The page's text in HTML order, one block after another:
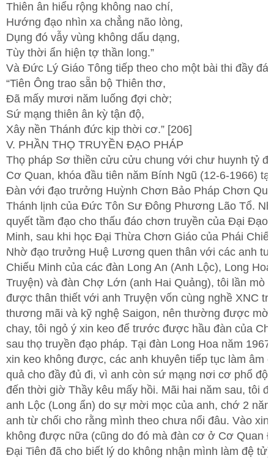
Thiên ân hiểu rộng không nao chí,
Hướng đạo nhìn xa chẳng não lòng,
Dụng đó vẫy vùng không dấu dạng,
Tùy thời ẩn hiện tợ thần long.”
Và Đức Lý Giáo Tông tiếp theo cho một bài thi đầy
“Tiên Ông trao sẵn bộ Thiên thơ,
Đã mấy mươi năm luống đợi chờ;
Sứ mạng thiên ân kỳ tận độ,
Xây nền Thánh đức kịp thời cơ.” [206]
V. PHẦN THỌ TRUYỀN ĐẠO PHÁP
Thọ pháp Sơ thiền cửu cửu chung với chư huynh tỷ
Cơ Quan, khóa đầu tiên năm Bính Ngũ (12-6-1966)
Đàn với đạo trưởng Huỳnh Chơn Bảo Pháp Chơn
Thánh lịnh của Đức Tôn Sư Đông Phương Lão Tổ.
quyết tầm đạo cho thấu đáo chơn truyền của Đại Đạo
Minh, sau khi học Đại Thừa Chơn Giáo của Phái
Nhờ đạo trưởng Huệ Lương quen thân với các anh tu
Chiếu Minh của các đàn Long An (Anh Lộc), Long
Truyện) và đàn Chợ Lớn (anh Hai Quảng), tôi lần mò
được thân thiết với anh Truyện vốn cùng nghề XNC
thương mãi và kỹ nghệ Saigon, nên thường được
chay, tôi ngỏ ý xin keo để trước được hầu đàn của
sau thọ truyền đạo pháp. Tại đàn Long Hoa năm
xin keo không được, các anh khuyên tiếp tục làm âm
quả cho đầy đủ đi, vì anh còn sứ mạng nơi cơ phổ
đến thời giờ Thầy kêu mấy hồi. Mãi hai năm sau, tôi
anh Lộc (Long ẩn) do sự mời mọc của anh, chớ 2
anh từ chối cho rằng mình theo chưa nổi đâu. Vào xin
không được nữa (cũng do đó mà đàn cơ ở Cơ Quan
Đại Tiên đã cho biết lý do không nhận mình làm đệ